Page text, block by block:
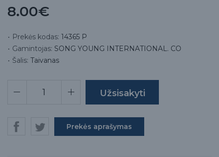
8.00€
Prekės kodas: 14365 P
Gamintojas: SONG YOUNG INTERNATIONAL. CO
Šalis: Taivanas
Prekės aprašymas